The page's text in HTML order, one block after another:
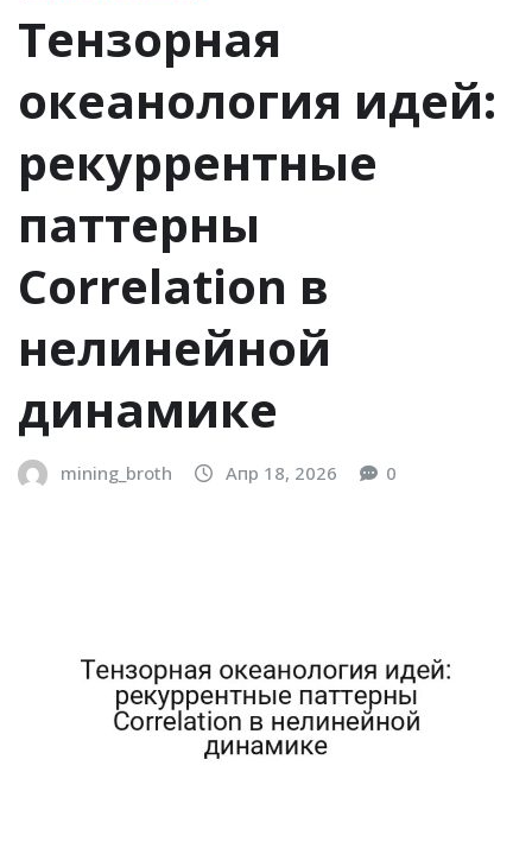
Тензорная
океанология идей:
рекуррентные
паттерны
Correlation в
нелинейной
динамике
mining_broth Апр 18, 2026 0